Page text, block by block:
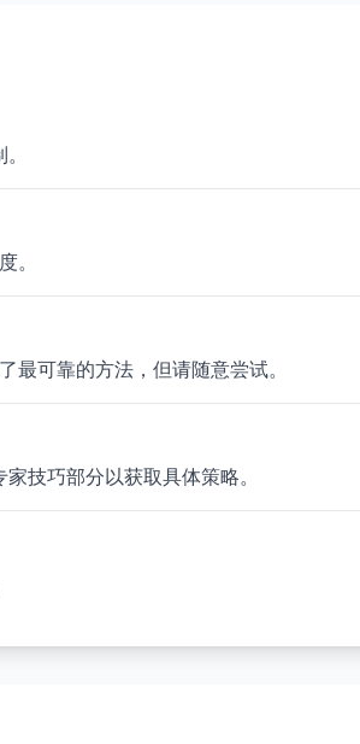
。
可靠的方法，但请随意尝试。
技巧部分以获取具体策略。